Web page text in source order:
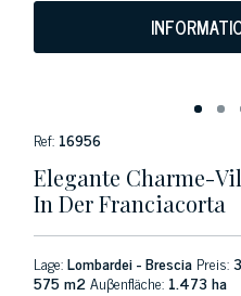
Ref: 16956
Elegante Charme-
In Der Franciacorta
Lage:Lombardei - Brescia Preis:
575 m2Auβenfläche: 1.473 ha